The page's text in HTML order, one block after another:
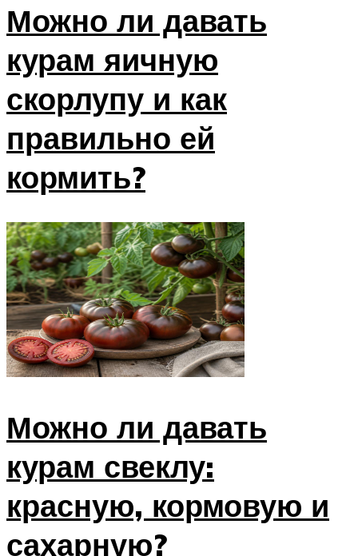
Можно ли давать
курам яичную
скорлупу и как
правильно ей
кормить?
Можно ли давать
курам свеклу:
красную, кормовую и
сахарную?